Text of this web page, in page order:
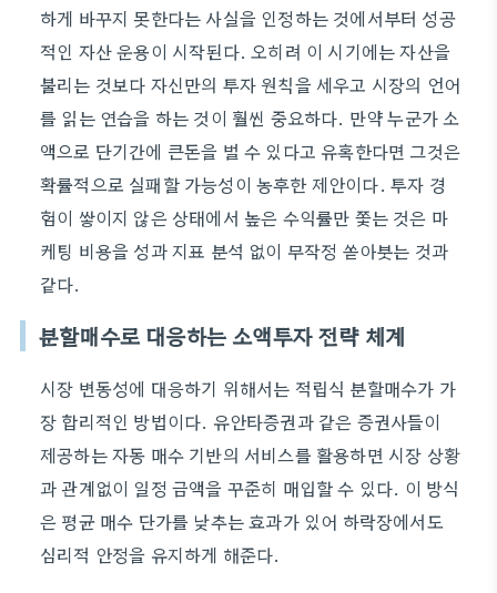
하게 바꾸지 못한다는 사실을 인정하는 것에서부터 성공
적인 자산 운용이 시작된다. 오히려 이 시기에는 자산을
불리는 것보다 자신만의 투자 원칙을 세우고 시장의 언어
를 읽는 연습을 하는 것이 훨씬 중요하다. 만약 누군가 소
액으로 단기간에 큰돈을 벌 수 있다고 유혹한다면 그것은
확률적으로 실패할 가능성이 농후한 제안이다. 투자 경
험이 쌓이지 않은 상태에서 높은 수익률만 쫓는 것은 마
케팅 비용을 성과 지표 분석 없이 무작정 쏟아붓는 것과
같다.
분할매수로 대응하는 소액투자 전략 체계
시장 변동성에 대응하기 위해서는 적립식 분할매수가 가
장 합리적인 방법이다. 유안타증권과 같은 증권사들이
제공하는 자동 매수 기반의 서비스를 활용하면 시장 상황
과 관계없이 일정 금액을 꾸준히 매입할 수 있다. 이 방식
은 평균 매수 단가를 낮추는 효과가 있어 하락장에서도
심리적 안정을 유지하게 해준다.